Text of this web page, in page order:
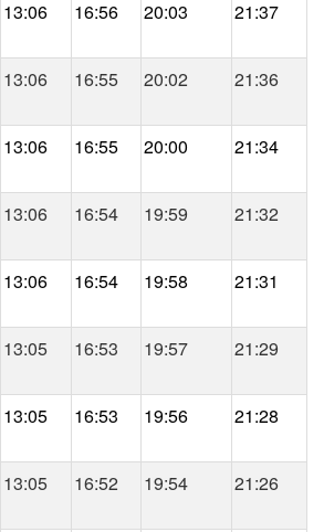
13:06 16:56 20:03 21:37
13:06 16:55 20:02 21:36
13:06 16:55 20:00 21:34
13:06 16:54 19:59 21:32
13:06 16:54 19:58 21:31
13:05 16:53 19:57 21:29
13:05 16:53 19:56 21:28
13:05 16:52 19:54 21:26